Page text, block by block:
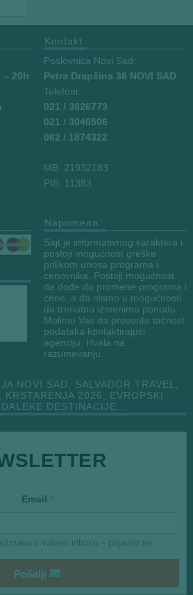
– 20h
Kontakt
Poslovnica Novi Sad:
Petra Drapšina 36 NOVI SAD
Telefoni:
021 / 3826773
021 / 3040506
062 / 1874322
MB: 21932183
PIB: 11383
Napomena:
Sajt je informativnog karaktera i
postoji mogućnost greške
prilikom unosa programa i
cenovnika. Postoji mogućnost
da dođe do promene programa i
cene, a da nismo u mogućnosti
da trenutno izmenimo ponudu.
Molimo Vas da proverite tačnost
podataka kontaktirajući
agenciju. Hvala na
razumevanju.
NOVI SAD, SALVADOR TRAVEL,
KRSTARENJA 2026, EVROPSKI
DESTINACIJE…
E
l
E
m
a
Email *
u vašem inboxu – prijavite se.
Pošalji